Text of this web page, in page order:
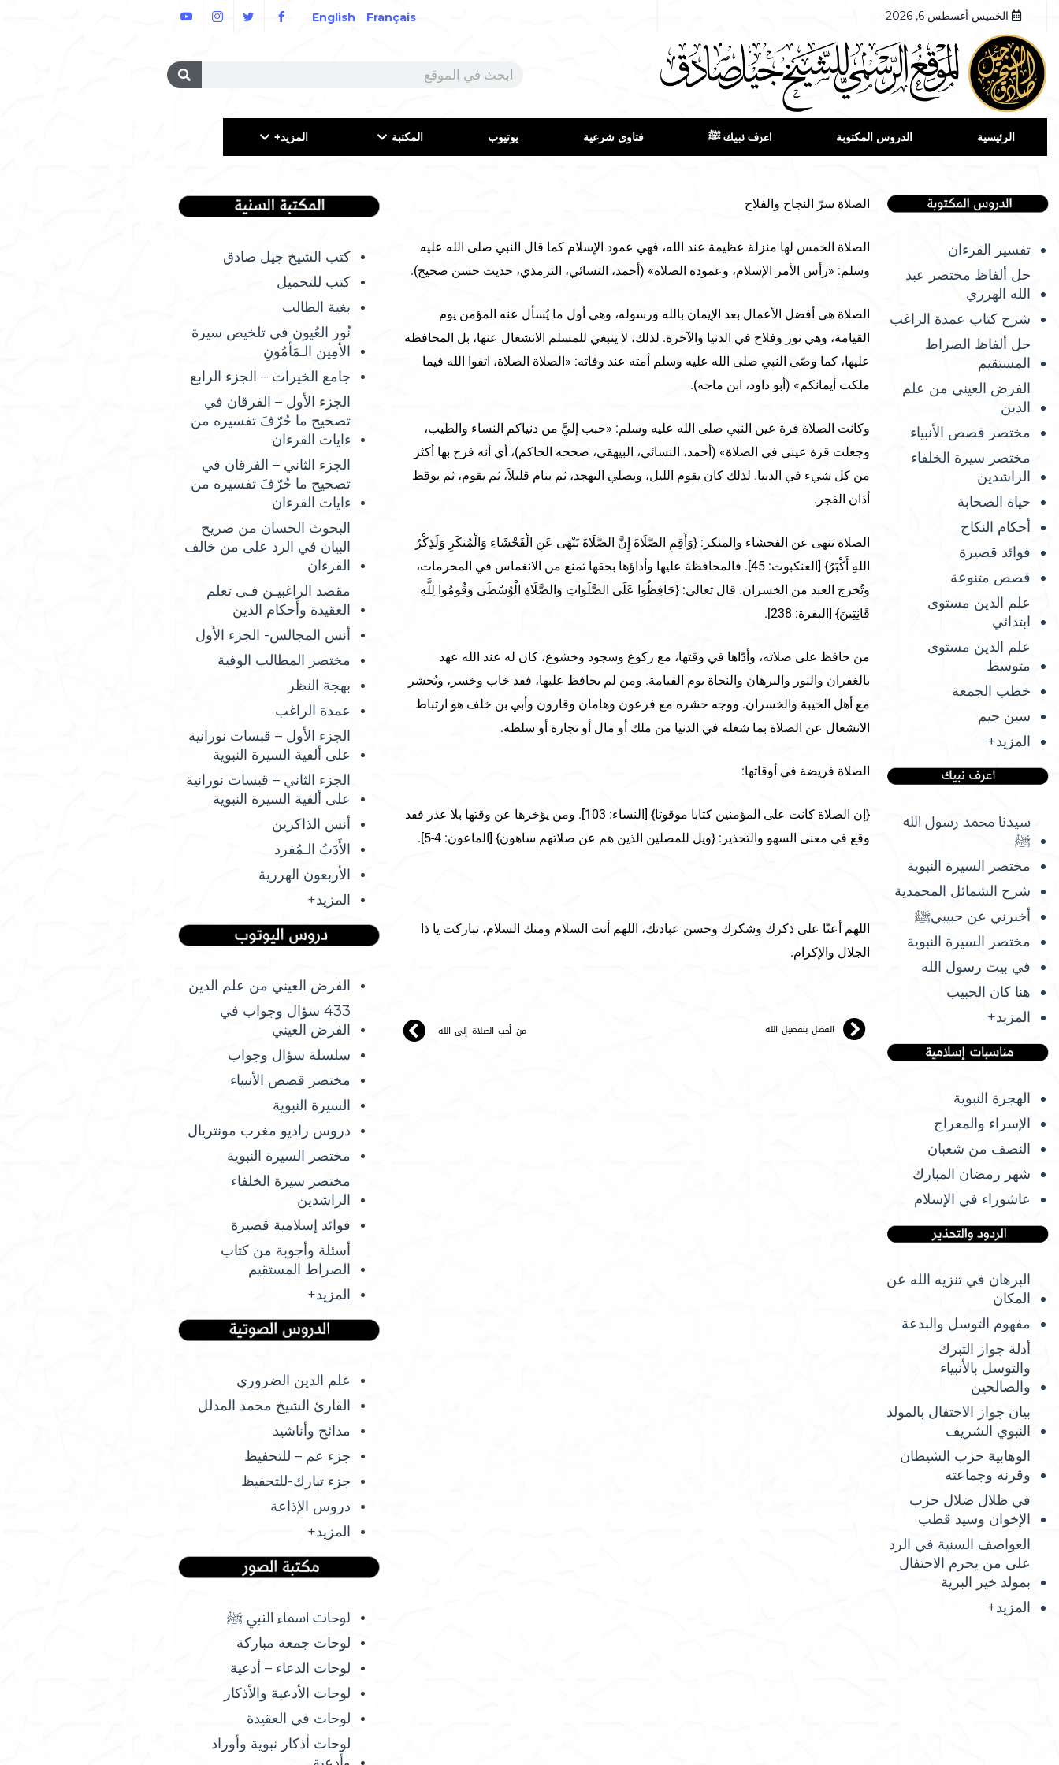
الخميس أغسطس 6, 2026 Français
English
الرئيسية الدروس المكتوبة اعرف نبيك ﷺ فتاوى شرعية يوتيوب المكتبة المزيد+
تفسير القرءان
حل ألفاظ مختصر عبد
الله الهرري
شرح كتاب عمدة الراغب
حل ألفاظ الصراط
المستقيم
الفرض العيني من علم
الدين
مختصر قصص الأنبياء
مختصر سيرة الخلفاء
الراشدين
حياة الصحابة
أحكام النكاح
فوائد قصيرة
قصص متنوعة
علم الدين مستوى
ابتدائي
علم الدين مستوى
متوسط
خطب الجمعة
سين جيم
المزيد+
سيدنا محمد رسول الله
ﷺ
مختصر السيرة النبوية
شرح الشمائل المحمدية
أخبرني عن حبيبيﷺ
مختصر السيرة النبوية
في بيت رسول الله
هنا كان الحبيب
المزيد+
الهجرة النبوية
الإسراء والمعراج
النصف من شعبان
شهر رمضان المبارك
عاشوراء في الإسلام
البرهان في تنزيه الله عن
المكان
مفهوم التوسل والبدعة
أدلة جواز التبرك
والتوسل بالأنبياء
والصالحين
بيان جواز الاحتفال بالمولد
النبوي الشريف
الوهابية حزب الشيطان
وقرنه وجماعته
في ظلال ضلال حزب
الإخوان وسيد قطب
العواصف السنية في الرد
على من يحرم الاحتفال
بمولد خير البرية
المزيد+
الصلاة سرّ النجاح والفلاح
الصلاة الخمس لها منزلة عظيمة عند الله، فهي عمود الإسلام كما قال النبي صلى الله عليه
وسلم: «رأس الأمر الإسلام، وعموده الصلاة» (أحمد، النسائي، الترمذي، حديث حسن صحيح).
الصلاة هي أفضل الأعمال بعد الإيمان بالله ورسوله، وهي أول ما يُسأل عنه المؤمن يوم
القيامة، وهي نور وفلاح في الدنيا والآخرة. لذلك، لا ينبغي للمسلم الانشغال عنها، بل المحافظة
عليها، كما وصّى النبي صلى الله عليه وسلم أمته عند وفاته: «الصلاة الصلاة، اتقوا الله فيما
ملكت أيمانكم» (أبو داود، ابن ماجه).
وكانت الصلاة قرة عين النبي صلى الله عليه وسلم: «حبب إليَّ من دنياكم النساء والطيب،
وجعلت قرة عيني في الصلاة» (أحمد، النسائي، البيهقي، صححه الحاكم)، أي أنه فرح بها أكثر
من كل شيء في الدنيا. لذلك كان يقوم الليل، ويصلي التهجد، ثم ينام قليلاً، ثم يقوم، ثم يوقظ
أذان الفجر.
الصلاة تنهى عن الفحشاء والمنكر: {وَأَقِمِ الصَّلَاةَ إِنَّ الصَّلَاةَ تَنْهَى عَنِ الْفَحْشَاءِ وَالْمُنكَرِ وَلَذِكْرُ
اللهِ أَكْبَرُ} [العنكبوت: 45]. فالمحافظة عليها وأداؤها بحقها تمنع من الانغماس في المحرمات،
وتُخرج العبد من الخسران. قال تعالى: {حَافِظُوا عَلَى الصَّلَوَاتِ وَالصَّلَاةِ الْوُسْطَى وَقُومُوا لِلَّهِ
قَانِتِينَ} [البقرة: 238].
من حافظ على صلاته، وأدّاها في وقتها، مع ركوع وسجود وخشوع، كان له عند الله عهد
بالغفران والنور والبرهان والنجاة يوم القيامة. ومن لم يحافظ عليها، فقد خاب وخسر، ويُحشر
مع أهل الخيبة والخسران. ووجه حشره مع فرعون وهامان وقارون وأبي بن خلف هو ارتباط
الانشغال عن الصلاة بما شغله في الدنيا من ملك أو مال أو تجارة أو سلطة.
الصلاة فريضة في أوقاتها:
{إن الصلاة كانت على المؤمنين كتابا موقوتا} [النساء: 103]. ومن يؤخرها عن وقتها بلا عذر فقد
وقع في معنى السهو والتحذير: {ويل للمصلين الذين هم عن صلاتهم ساهون} [الماعون: 4-5].
اللهم أعنّا على ذكرك وشكرك وحسن عبادتك، اللهم أنت السلام ومنك السلام، تباركت يا ذا
الجلال والإكرام.
الفضل بتفضيل الله من أحب الصلاة إلى الله
كتب الشيخ جيل صادق
كتب للتحميل
بغية الطالب
نُور العُيون في تلخيص سيرة
الأمِين الـمَأمُونِ
جامع الخيرات – الجزء الرابع
الجزء الأول – الفرقان في
تصحيح ما حُرّفَ تفسيره من
ءايات القرءان
الجزء الثاني – الفرقان في
تصحيح ما حُرّفَ تفسيره من
ءايات القرءان
البحوث الحسان من صريح
البيان في الرد على من خالف
القرءان
مقصد الراغبيـن فـى تعلم
العقيدة وأحكام الدين
أنس المجالس- الجزء الأول
مختصر المطالب الوفية
بهجة النظر
عمدة الراغب
الجزء الأول – قبسات نورانية
على ألفية السيرة النبوية
الجزء الثاني – قبسات نورانية
على ألفية السيرة النبوية
أنس الذاكرين
الأَدَبُ الـمُفرد
الأربعون الهررية
المزيد+
الفرض العيني من علم الدين
433 سؤال وجواب في
الفرض العيني
سلسلة سؤال وجواب
مختصر قصص الأنبياء
السيرة النبوية
دروس راديو مغرب مونتريال
مختصر السيرة النبوية
مختصر سيرة الخلفاء
الراشدين
فوائد إسلامية قصيرة
أسئلة وأجوبة من كتاب
الصراط المستقيم
المزيد+
علم الدين الضروري
القارئ الشيخ محمد المدلل
مدائح وأناشيد
جزء عم – للتحفيظ
جزء تبارك-للتحفيظ
دروس الإذاعة
المزيد+
لوحات اسماء النبي ﷺ
لوحات جمعة مباركة
لوحات الدعاء – أدعية
لوحات الأدعية والأذكار
لوحات في العقيدة
لوحات أذكار نبوية وأوراد